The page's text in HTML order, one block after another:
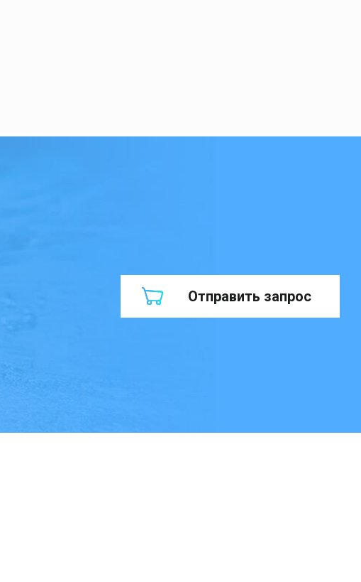
Отправить запрос